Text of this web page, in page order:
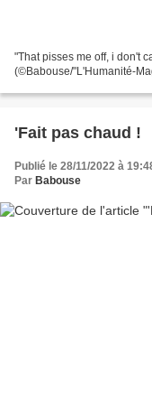
"That pisses me off, i don't
(©Babouse/"L'Humanité-
'Fait pas chaud !
Publié le 28/11/2022 à
Par Babouse